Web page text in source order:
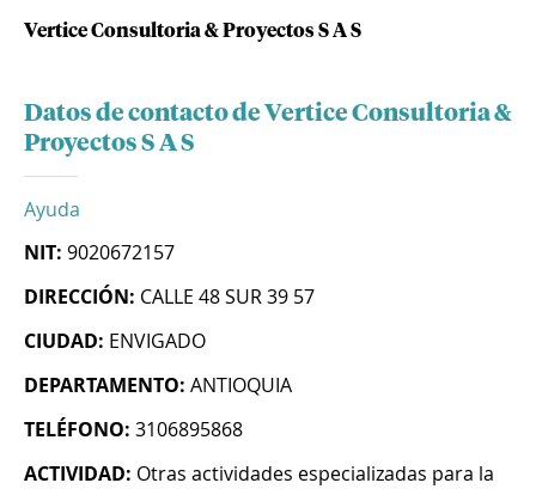
Vertice Consultoria & Proyectos S A S
Datos de contacto de Vertice Consultoria &
Proyectos S A S
Ayuda
NIT: 9020672157
DIRECCIÓN: CALLE 48 SUR 39 57
CIUDAD: ENVIGADO
DEPARTAMENTO: ANTIOQUIA
TELÉFONO: 3106895868
ACTIVIDAD: Otras actividades especializadas para la